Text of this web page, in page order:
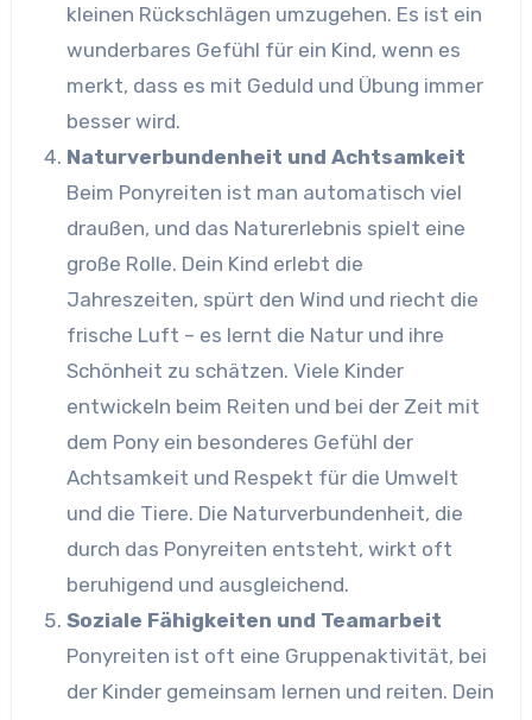
kleinen Rückschlägen umzugehen. Es ist ein
wunderbares Gefühl für ein Kind, wenn es
merkt, dass es mit Geduld und Übung immer
besser wird.
Naturverbundenheit und Achtsamkeit
Beim Ponyreiten ist man automatisch viel
draußen, und das Naturerlebnis spielt eine
große Rolle. Dein Kind erlebt die
Jahreszeiten, spürt den Wind und riecht die
frische Luft – es lernt die Natur und ihre
Schönheit zu schätzen. Viele Kinder
entwickeln beim Reiten und bei der Zeit mit
dem Pony ein besonderes Gefühl der
Achtsamkeit und Respekt für die Umwelt
und die Tiere. Die Naturverbundenheit, die
durch das Ponyreiten entsteht, wirkt oft
beruhigend und ausgleichend.
Soziale Fähigkeiten und Teamarbeit
Ponyreiten ist oft eine Gruppenaktivität, bei
der Kinder gemeinsam lernen und reiten. Dein